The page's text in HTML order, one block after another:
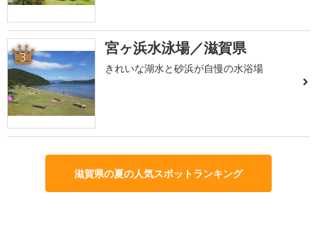
3 宮ヶ浜水泳場／滋賀県
きれいな湖水と砂浜が自慢の水浴場
滋賀県の夏の人気スポットランキング